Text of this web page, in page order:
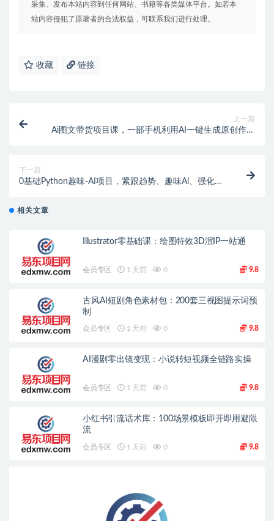
采集、发布本站内容到任何网站、书籍等各类媒体平台。如若本
站内容侵犯了原著者的合法权益，可联系我们进行处理。
收藏 链接
上一篇
Ai图文带货项目课，一部手机利用AI一键生成原创作品
下一篇
0基础Python趣味-AI项目，紧跟趋势、趣味Al、强化编
相关文章
Illustrator零基础课：绘图特效3D渲IP一站通
会员专区 1 天前 0 9.8
古风AI短剧角色素材包：200套三视图提示词预
制
会员专区 1 天前 0 9.8
AI漫剧零出镜变现：小说转短视频全链路实操
会员专区 1 天前 0 9.8
小红书引流话术库：100场景模板即开即用避限
流
会员专区 1 天前 0 9.8